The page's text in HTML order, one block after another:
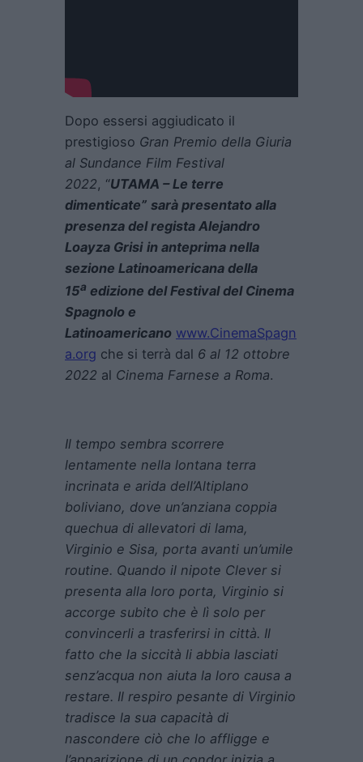
Dopo essersi aggiudicato il
prestigioso Gran Premio della Giuria
al Sundance Film Festival
2022, “UTAMA – Le terre
dimenticate” sarà presentato alla
presenza del regista Alejandro
Loayza Grisi in anteprima nella
sezione Latinoamericana della
15a edizione del Festival del Cinema
Spagnolo e
Latinoamericano www.CinemaSpagn
a.org che si terrà dal 6 al 12 ottobre
2022 al Cinema Farnese a Roma.
Il tempo sembra scorrere
lentamente nella lontana terra
incrinata e arida dell’Altiplano
boliviano, dove un’anziana coppia
quechua di allevatori di lama,
Virginio e Sisa, porta avanti un’umile
routine. Quando il nipote Clever si
presenta alla loro porta, Virginio si
accorge subito che è lì solo per
convincerli a trasferirsi in città. Il
fatto che la siccità li abbia lasciati
senz’acqua non aiuta la loro causa a
restare. Il respiro pesante di Virginio
tradisce la sua capacità di
nascondere ciò che lo affligge e